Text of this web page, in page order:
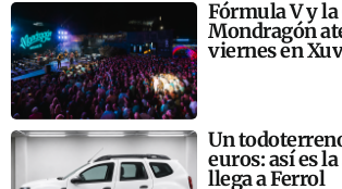
Fórmula V y
Mondragón
viernes en
Un
euros: así es
llega a Ferrol